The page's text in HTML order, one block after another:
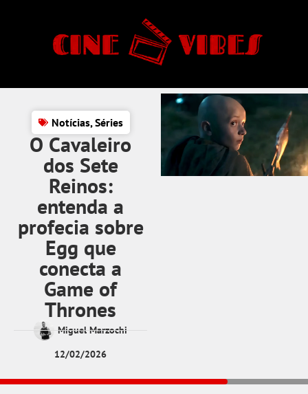
Notícias,Séries
O Cavaleiro
dos Sete
Reinos:
entenda a
profecia sobre
Egg que
conecta a
Game of
Thrones
Miguel Marzochi
12/02/2026